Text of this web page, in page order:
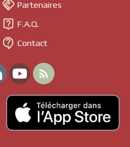
 Partenaires
 F.A.Q.
 Contact
